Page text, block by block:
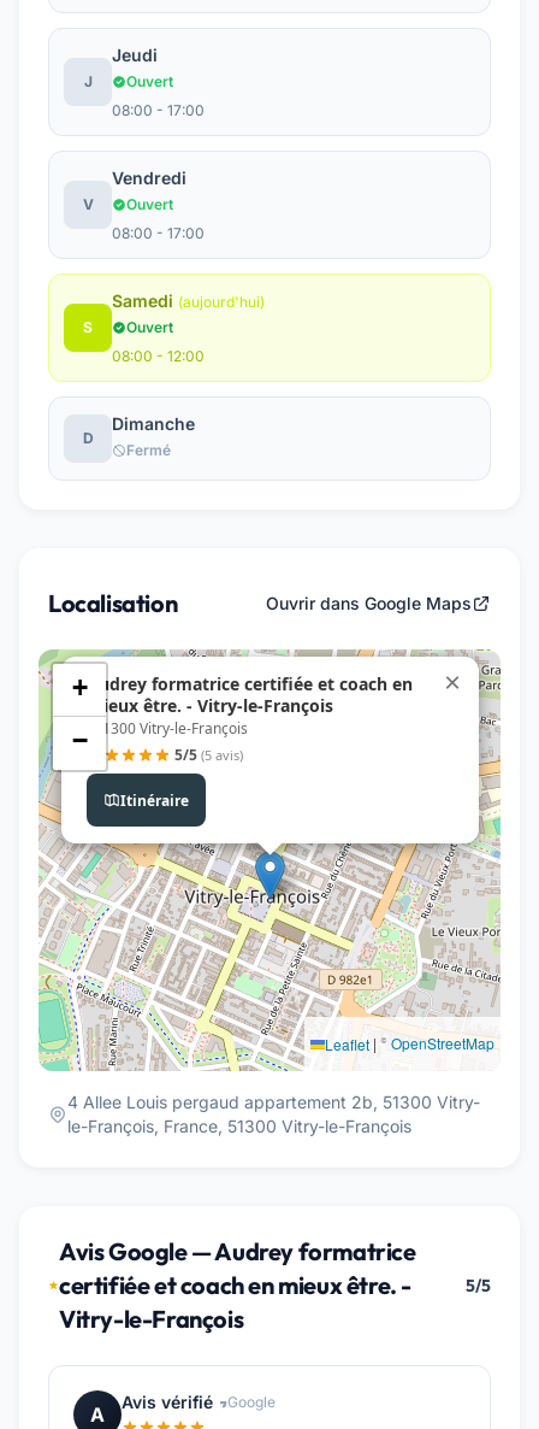
J
Jeudi
Ouvert
08:00 - 17:00
V
Vendredi
Ouvert
08:00 - 17:00
S
Samedi (aujourd'hui)
Ouvert
08:00 - 12:00
D
Dimanche
Fermé
Localisation Ouvrir dans Google Maps
Audrey formatrice certifiée et coach en
mieux être. - Vitry-le-François
, 51300 Vitry-le-François
5/5 (5 avis)
Itinéraire
×
+
−
Leaflet | © OpenStreetMap
4 Allee Louis pergaud appartement 2b, 51300 Vitry-
le-François, France, 51300 Vitry-le-François
Avis Google — Audrey formatrice
certifiée et coach en mieux être. -
Vitry-le-François
5/5
A
Avis vérifié Google